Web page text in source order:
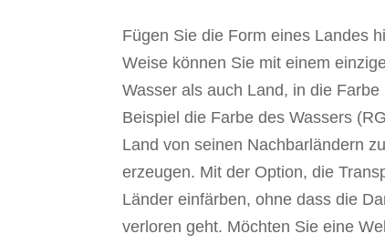
Fügen Sie die Form eines Landes
Weise können Sie mit einem
Wasser als auch Land, in die
Beispiel die Farbe des Wassers
Land von seinen Nachbarländern
erzeugen. Mit der Option, die
Länder einfärben, ohne dass die
verloren geht. Möchten Sie eine